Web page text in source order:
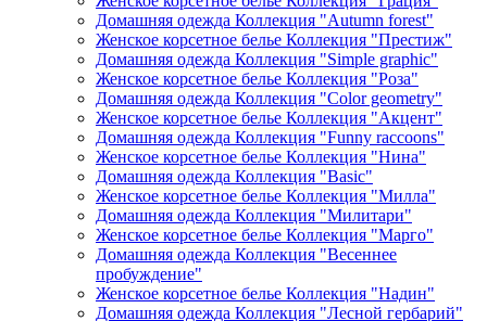
Домашняя одежда Коллекция "Autumn forest"
Женское корсетное белье Коллекция "Престиж"
Домашняя одежда Коллекция "Simple graphic"
Женское корсетное белье Коллекция "Роза"
Домашняя одежда Коллекция "Color geometry"
Женское корсетное белье Коллекция "Акцент"
Домашняя одежда Коллекция "Funny raccoons"
Женское корсетное белье Коллекция "Нина"
Домашняя одежда Коллекция "Basic"
Женское корсетное белье Коллекция "Милла"
Домашняя одежда Коллекция "Милитари"
Женское корсетное белье Коллекция "Марго"
Домашняя одежда Коллекция "Весеннее
пробуждение"
Женское корсетное белье Коллекция "Надин"
Домашняя одежда Коллекция "Лесной гербарий"